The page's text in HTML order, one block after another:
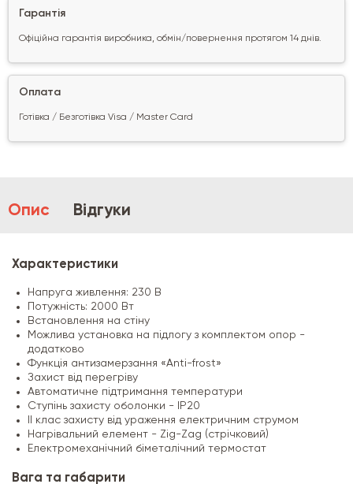
Гарантія
Офіційна гарантія виробника, обмін/повернення протягом 14 днів.
Оплата
Готівка / Безготівка Visa / Master Card
Опис Відгуки
Характеристики
Напруга живлення: 230 В
Потужність: 2000 Вт
Встановлення на стіну
Можлива установка на підлогу з комплектом опор -
додатково
Функція антизамерзання «Anti-frost»
Захист від перегріву
Автоматичне підтримання температури
Ступінь захисту оболонки - IР20
II клас захисту від ураження електричним струмом
Нагрівальний елемент - Zig-Zag (стрічковий)
Електромеханічний біметалічний термостат
Вага та габарити